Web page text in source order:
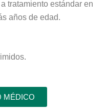
tratamiento estándar en
años de edad.
MÉDICO